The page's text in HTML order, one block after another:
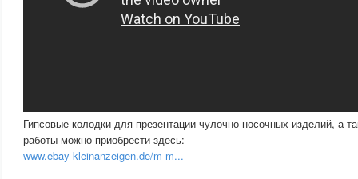
Гипсовые колодки для презентации чулочно-носочных изделий, а
работы можно приобрести здесь:
www.ebay-kleinanzeigen.de/m-m...